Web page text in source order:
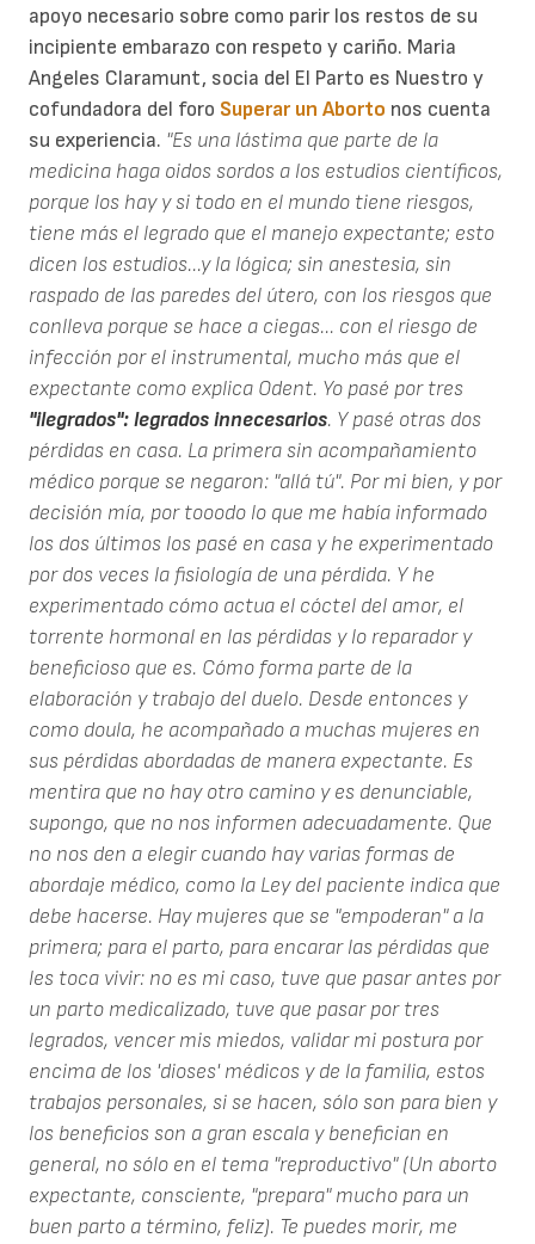
apoyo necesario sobre como parir los restos de su
incipiente embarazo con respeto y cariño. Maria
Angeles Claramunt, socia del El Parto es Nuestro y
cofundadora del foro Superar un Aborto nos cuenta
su experiencia. "Es una lástima que parte de la
medicina haga oidos sordos a los estudios científicos,
porque los hay y si todo en el mundo tiene riesgos,
tiene más el legrado que el manejo expectante; esto
dicen los estudios...y la lógica; sin anestesia, sin
raspado de las paredes del útero, con los riesgos que
conlleva porque se hace a ciegas... con el riesgo de
infección por el instrumental, mucho más que el
expectante como explica Odent. Yo pasé por tres
"ilegrados": legrados innecesarios. Y pasé otras dos
pérdidas en casa. La primera sin acompañamiento
médico porque se negaron: "allá tú". Por mi bien, y por
decisión mía, por tooodo lo que me había informado
los dos últimos los pasé en casa y he experimentado
por dos veces la fisiología de una pérdida. Y he
experimentado cómo actua el cóctel del amor, el
torrente hormonal en las pérdidas y lo reparador y
beneficioso que es. Cómo forma parte de la
elaboración y trabajo del duelo. Desde entonces y
como doula, he acompañado a muchas mujeres en
sus pérdidas abordadas de manera expectante. Es
mentira que no hay otro camino y es denunciable,
supongo, que no nos informen adecuadamente. Que
no nos den a elegir cuando hay varias formas de
abordaje médico, como la Ley del paciente indica que
debe hacerse. Hay mujeres que se "empoderan" a la
primera; para el parto, para encarar las pérdidas que
les toca vivir: no es mi caso, tuve que pasar antes por
un parto medicalizado, tuve que pasar por tres
legrados, vencer mis miedos, validar mi postura por
encima de los 'dioses' médicos y de la familia, estos
trabajos personales, si se hacen, sólo son para bien y
los beneficios son a gran escala y benefician en
general, no sólo en el tema "reproductivo" (Un aborto
expectante, consciente, "prepara" mucho para un
buen parto a término, feliz). Te puedes morir, me